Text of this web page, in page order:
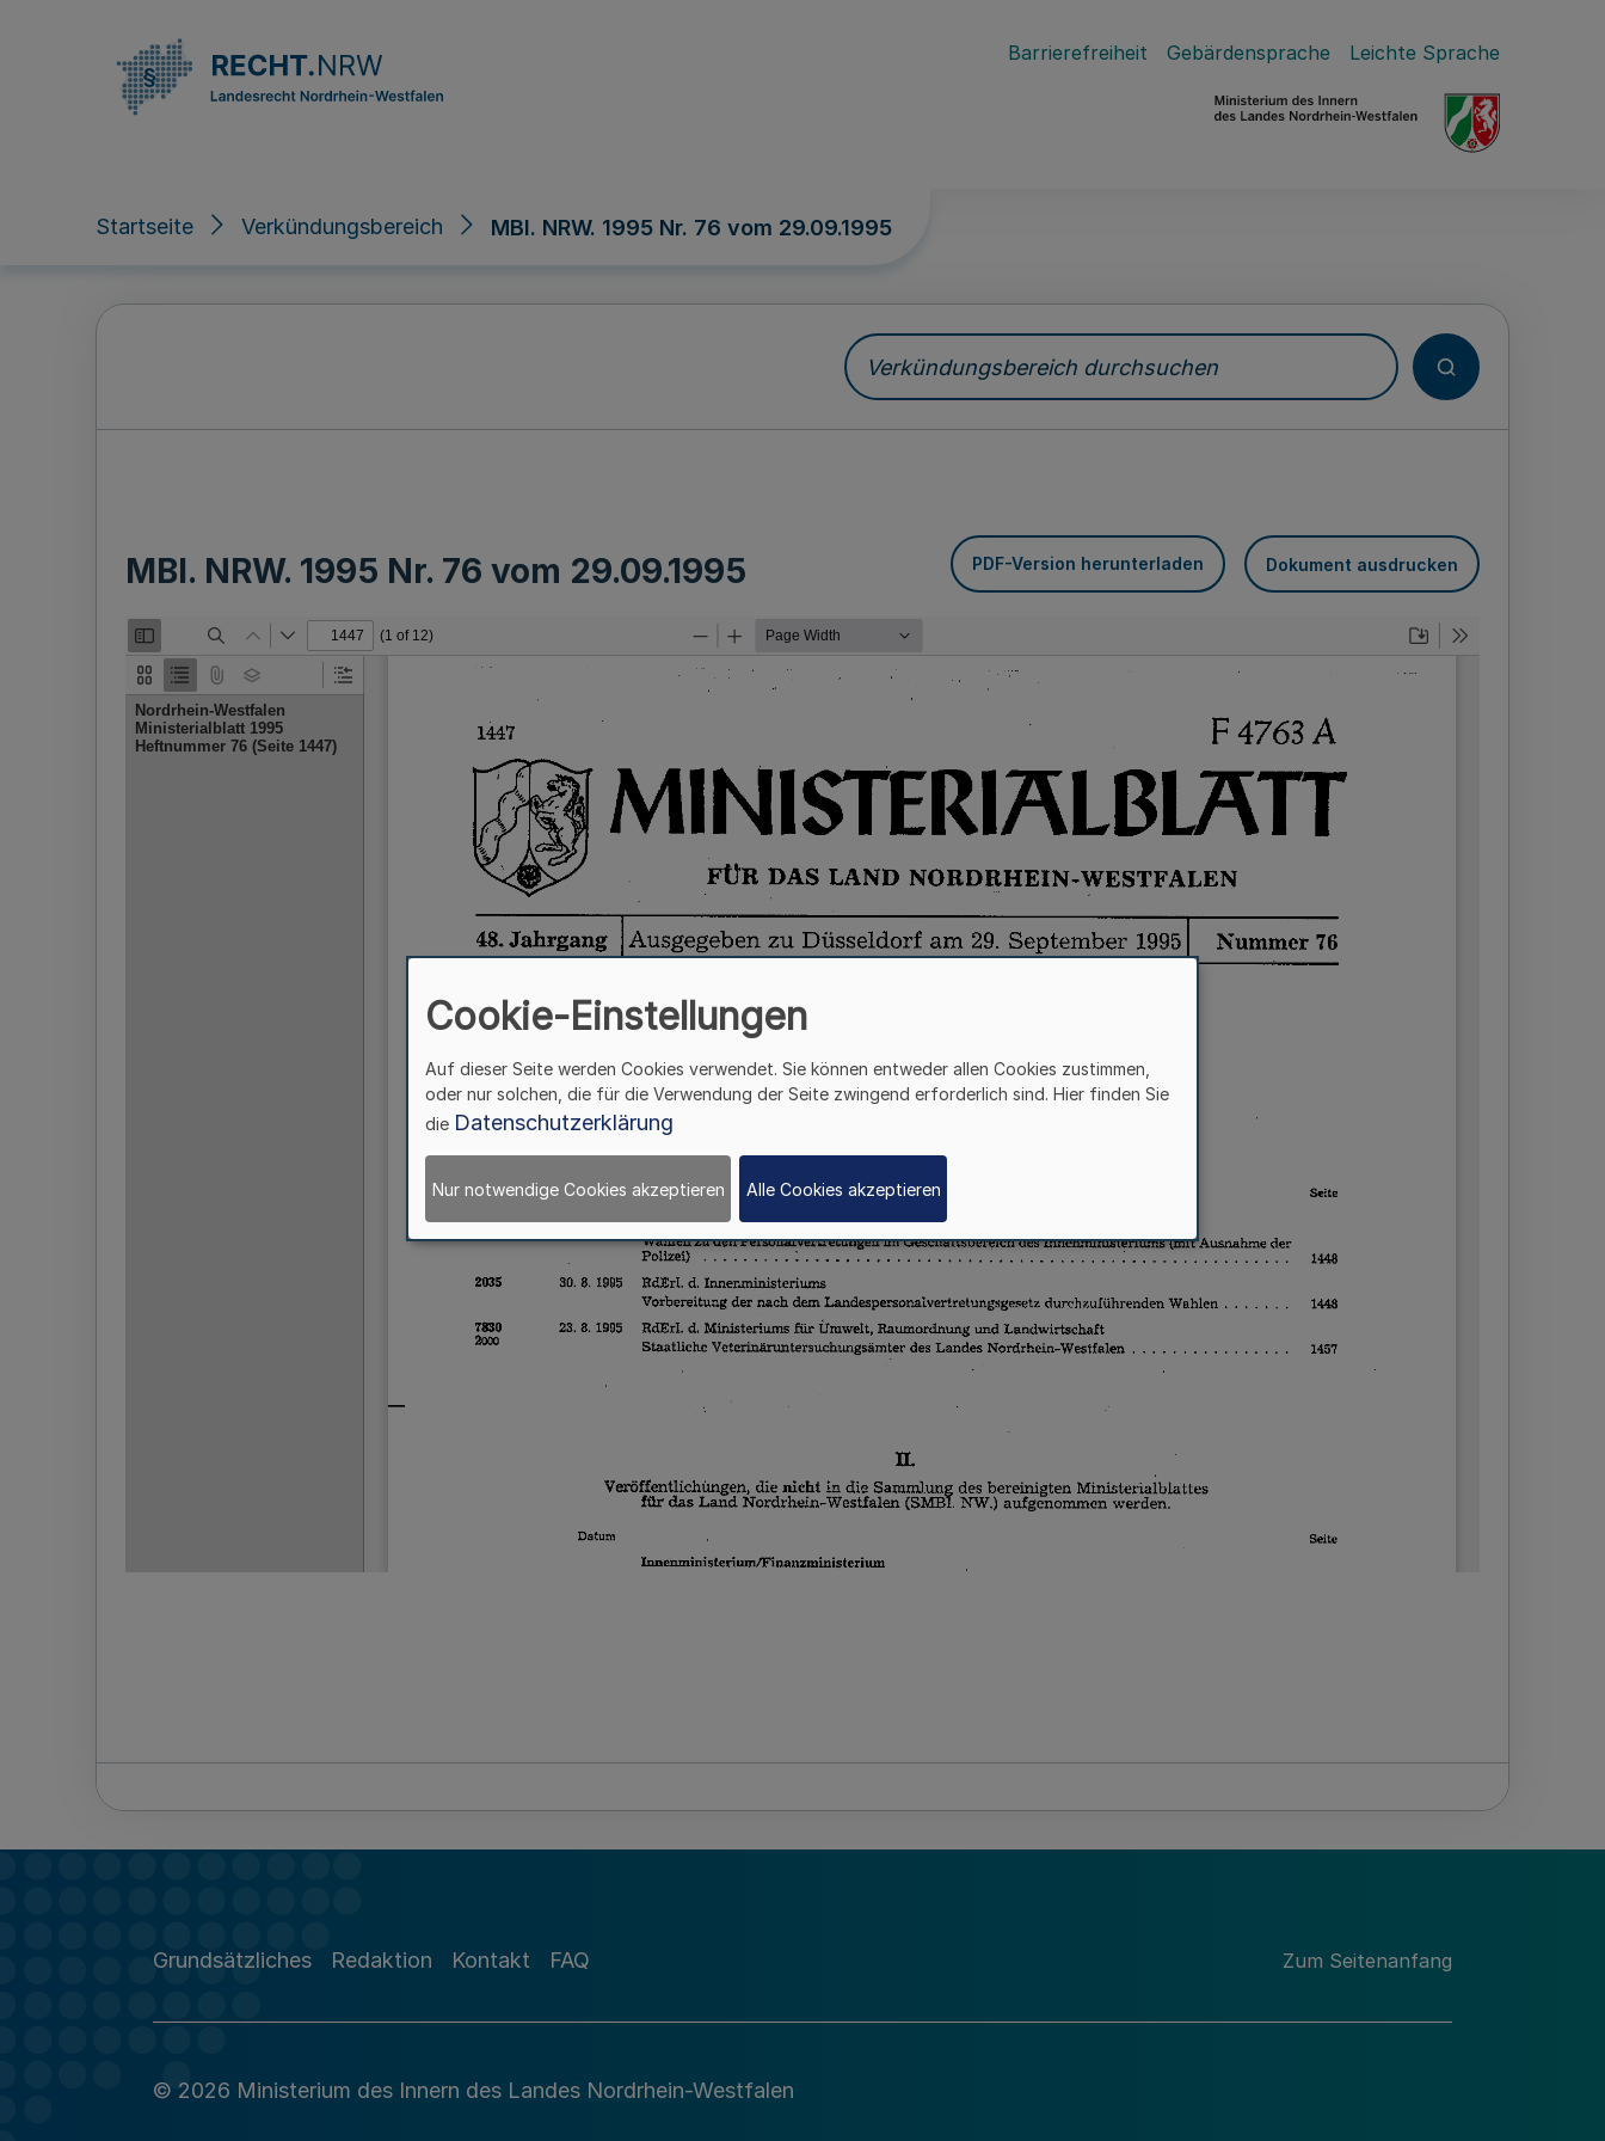
Barrierefreiheit Gebärdensprache Leichte Sprache
Startseite Verkündungsbereich MBl. NRW. 1995 Nr. 76 vom 29.09.1995
Verkündungsbereich durchsuchen
MBl. NRW. 1995 Nr. 76 vom 29.09.1995 PDF-Version herunterladen Dokument ausdrucken
Grundsätzliches Redaktion Kontakt FAQ Zum Seitenanfang
© 2026 Ministerium des Innern des Landes Nordrhein-Westfalen
Cookie-Einstellungen
Auf dieser Seite werden Cookies verwendet. Sie können entweder allen Cookies zustimmen,
oder nur solchen, die für die Verwendung der Seite zwingend erforderlich sind. Hier finden Sie
die Datenschutzerklärung
Nur notwendige Cookies akzeptieren Alle Cookies akzeptieren